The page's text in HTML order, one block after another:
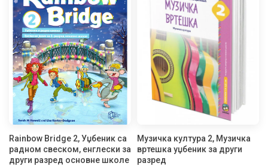
Rainbow Bridge 2, Уџбеник са
радном свеском, енглески за
други разред основне школе
Музичка култура 2, Музичка
вртешка уџбеник за други
разред